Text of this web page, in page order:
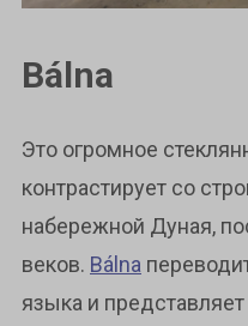
Bálna
Это огромное
контрастирует со
набережной Дуная,
веков. Bálna
языка и